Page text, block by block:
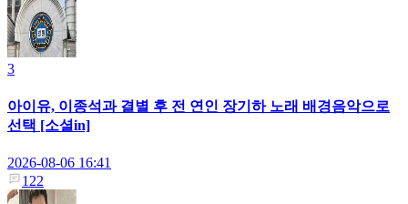
3
아이유, 이종석과 결별 후 전 연인 장기하 노래 배경음악으로
선택 [소셜in]
2026-08-06 16:41
122